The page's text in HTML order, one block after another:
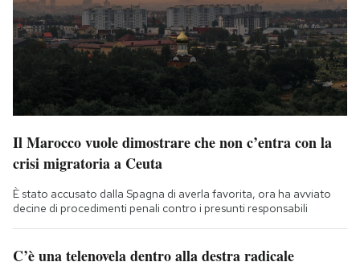
Il Marocco vuole dimostrare che non c’entra con la
crisi migratoria a Ceuta
È stato accusato dalla Spagna di averla favorita, ora ha avviato
decine di procedimenti penali contro i presunti responsabili
C’è una telenovela dentro alla destra radicale